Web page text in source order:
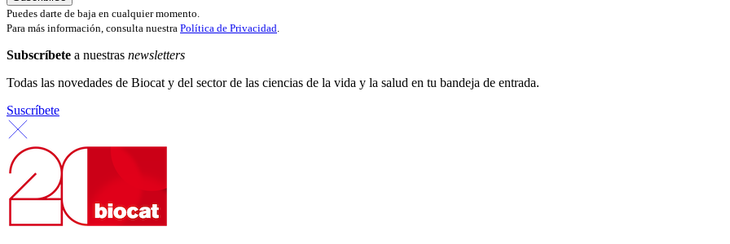
Puedes darte de baja en cualquier momento.
Para más información, consulta nuestra Política de Privacidad.
Subscríbete a nuestras newsletters
Todas las novedades de Biocat y del sector de las ciencias de la vida y la salud en tu bandeja de entrada.
Suscríbete